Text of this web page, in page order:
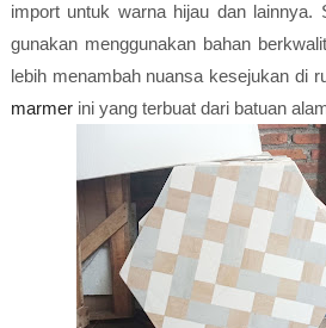
import untuk warna hijau dan lainnya.
gunakan menggunakan bahan
lebih menambah nuansa kesejukan di
marmer ini yang terbuat dari batuan